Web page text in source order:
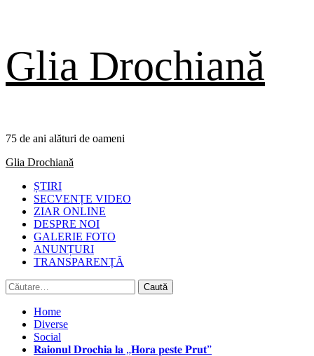
to
content
Glia Drochiană
75 de ani alături de oameni
Primary
Glia Drochiană
ȘTIRI
SECVENȚE VIDEO
ZIAR ONLINE
DESPRE NOI
GALERIE FOTO
ANUNȚURI
TRANSPARENȚĂ
Caută
după:
Home
Diverse
Social
𝐑𝐚𝐢𝐨𝐧𝐮𝐥 𝐃𝐫𝐨𝐜𝐡𝐢𝐚 𝐥𝐚 „𝐇𝐨𝐫𝐚 𝐩𝐞𝐬𝐭𝐞 𝐏𝐫𝐮𝐭”